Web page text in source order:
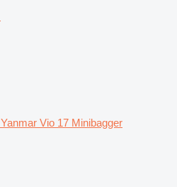
Yanmar Vio 17 Minibagger